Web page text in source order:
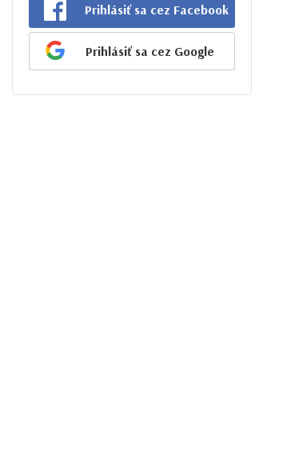
Prihlásiť sa cez Facebook
Prihlásiť sa cez Google